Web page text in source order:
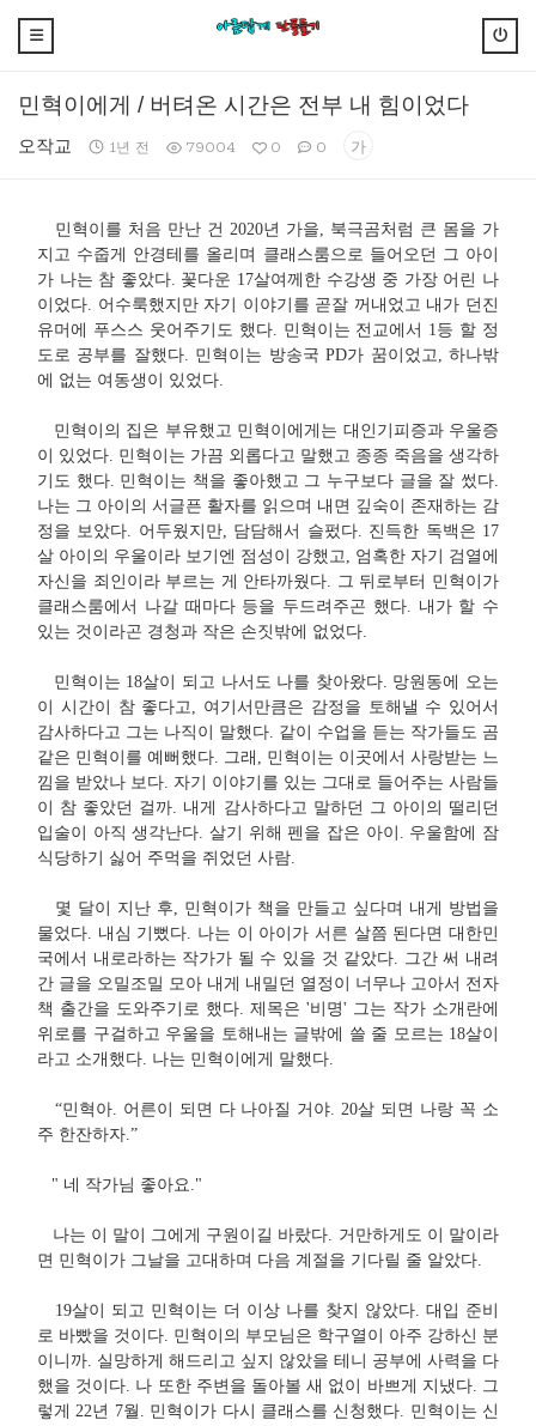
민혁이에게 / 버텨온 시간은 전부 내 힘이었다
오작교 1년 전 79004 0 0 가
민혁이를 처음 만난 건 2020년 가을, 북극곰처럼 큰 몸을 가
지고 수줍게 안경테를 올리며 클래스룸으로 들어오던 그 아이
가 나는 참 좋았다. 꽃다운 17살여께한 수강생 중 가장 어린 나
이었다. 어수룩했지만 자기 이야기를 곧잘 꺼내었고 내가 던진
유머에 푸스스 웃어주기도 했다. 민혁이는 전교에서 1등 할 정
도로 공부를 잘했다. 민혁이는 방송국 PD가 꿈이었고, 하나밖
에 없는 여동생이 있었다.
민혁이의 집은 부유했고 민혁이에게는 대인기피증과 우울증
이 있었다. 민혁이는 가끔 외롭다고 말했고 종종 죽음을 생각하
기도 했다. 민혁이는 책을 좋아했고 그 누구보다 글을 잘 썼다.
나는 그 아이의 서글픈 활자를 읽으며 내면 깊숙이 존재하는 감
정을 보았다. 어두웠지만, 담담해서 슬펐다. 진득한 독백은 17
살 아이의 우울이라 보기엔 점성이 강했고, 엄혹한 자기 검열에
자신을 죄인이라 부르는 게 안타까웠다. 그 뒤로부터 민혁이가
클래스룸에서 나갈 때마다 등을 두드려주곤 했다. 내가 할 수
있는 것이라곤 경청과 작은 손짓밖에 없었다.
민혁이는 18살이 되고 나서도 나를 찾아왔다. 망원동에 오는
이 시간이 참 좋다고, 여기서만큼은 감정을 토해낼 수 있어서
감사하다고 그는 나직이 말했다. 같이 수업을 듣는 작가들도 곰
같은 민혁이를 예뻐했다. 그래, 민혁이는 이곳에서 사랑받는 느
낌을 받았나 보다. 자기 이야기를 있는 그대로 들어주는 사람들
이 참 좋았던 걸까. 내게 감사하다고 말하던 그 아이의 떨리던
입술이 아직 생각난다. 살기 위해 펜을 잡은 아이. 우울함에 잠
식당하기 싫어 주먹을 쥐었던 사람.
몇 달이 지난 후, 민혁이가 책을 만들고 싶다며 내게 방법을
물었다. 내심 기뻤다. 나는 이 아이가 서른 살쯤 된다면 대한민
국에서 내로라하는 작가가 될 수 있을 것 같았다. 그간 써 내려
간 글을 오밀조밀 모아 내게 내밀던 열정이 너무나 고아서 전자
책 출간을 도와주기로 했다. 제목은 '비명' 그는 작가 소개란에
위로를 구걸하고 우울을 토해내는 글밖에 쓸 줄 모르는 18살이
라고 소개했다. 나는 민혁이에게 말했다.
“민혁아. 어른이 되면 다 나아질 거야. 20살 되면 나랑 꼭 소
주 한잔하자.”
" 네 작가님 좋아요."
나는 이 말이 그에게 구원이길 바랐다. 거만하게도 이 말이라
면 민혁이가 그날을 고대하며 다음 계절을 기다릴 줄 알았다.
19살이 되고 민혁이는 더 이상 나를 찾지 않았다. 대입 준비
로 바빴을 것이다. 민혁이의 부모님은 학구열이 아주 강하신 분
이니까. 실망하게 해드리고 싶지 않았을 테니 공부에 사력을 다
했을 것이다. 나 또한 주변을 돌아볼 새 없이 바쁘게 지냈다. 그
렇게 22년 7월. 민혁이가 다시 클래스를 신청했다. 민혁이는 신